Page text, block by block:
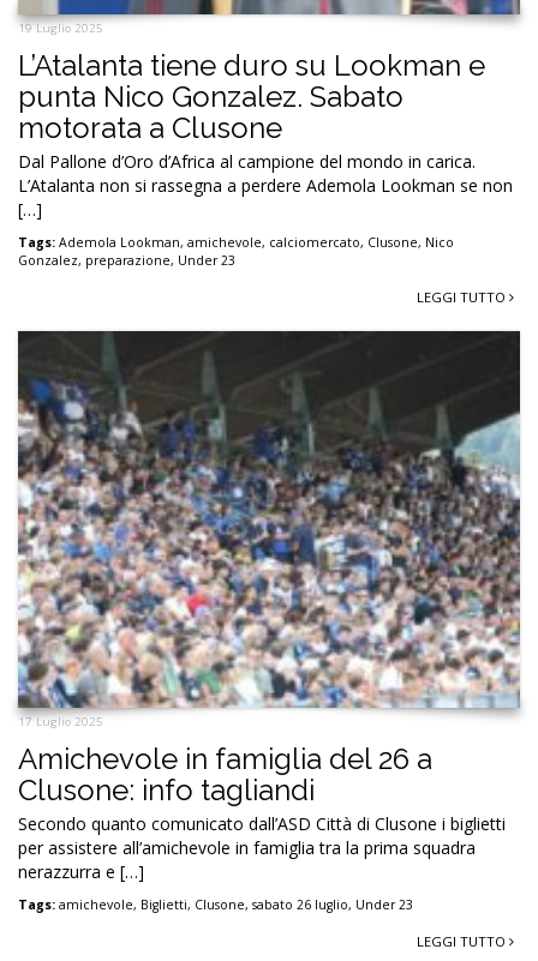
19 Luglio 2025
L’Atalanta tiene duro su Lookman e
punta Nico Gonzalez. Sabato
motorata a Clusone
Dal Pallone d’Oro d’Africa al campione del mondo in carica.
L’Atalanta non si rassegna a perdere Ademola Lookman se non
[…]
Tags: Ademola Lookman, amichevole, calciomercato, Clusone, Nico
Gonzalez, preparazione, Under 23
LEGGI TUTTO
17 Luglio 2025
Amichevole in famiglia del 26 a
Clusone: info tagliandi
Secondo quanto comunicato dall’ASD Città di Clusone i biglietti
per assistere all’amichevole in famiglia tra la prima squadra
nerazzurra e […]
Tags: amichevole, Biglietti, Clusone, sabato 26 luglio, Under 23
LEGGI TUTTO